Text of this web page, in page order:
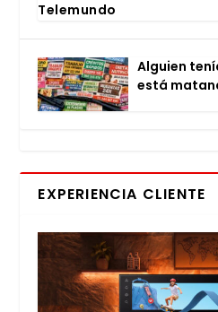
Tele­mun­do
Alguien
está
EXPERIENCIA CLIENTE